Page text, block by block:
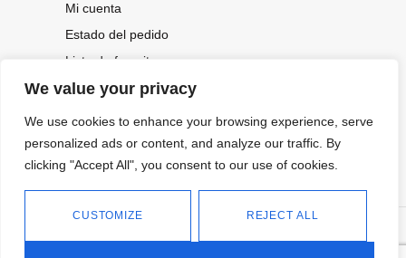
We value your privacy
We use cookies to enhance your browsing experience, serve
personalized ads or content, and analyze our traffic. By
clicking "Accept All", you consent to our use of cookies.
CUSTOMIZE REJECT ALL
Mi cuenta
Estado del pedido
Lista de favoritos
CONOCE NUESTRAS NOVEDADES,
OFERTAS...
2026.